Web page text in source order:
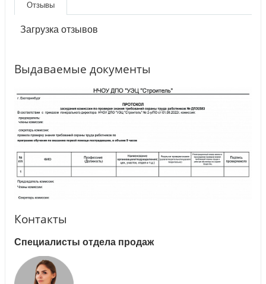
Отзывы
Загрузка отзывов
Выдаваемые документы
Контакты
Специалисты отдела продаж